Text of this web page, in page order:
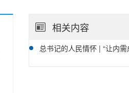
相关内容
总书记的人民情怀 | “让内